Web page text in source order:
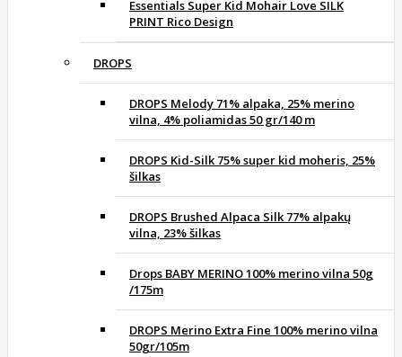
Essentials Super Kid Mohair Love SILK
PRINT Rico Design
DROPS
DROPS Melody 71% alpaka, 25% merino
vilna, 4% poliamidas 50 gr/140 m
DROPS Kid-Silk 75% super kid moheris, 25%
šilkas
DROPS Brushed Alpaca Silk 77% alpakų
vilna, 23% šilkas
Drops BABY MERINO 100% merino vilna 50g
/175m
DROPS Merino Extra Fine 100% merino vilna
50gr/105m